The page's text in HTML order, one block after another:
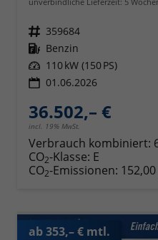
Fahrzeugnr. 359684
Kraftstoff Benzin
Leistung 110 kW (150 PS)
01.06.2026
36.502,– €
incl. 19% MwSt.
Verbrauch kombiniert:
CO2-Klasse: E
CO2-Emissionen:
ab 353,– € mtl.